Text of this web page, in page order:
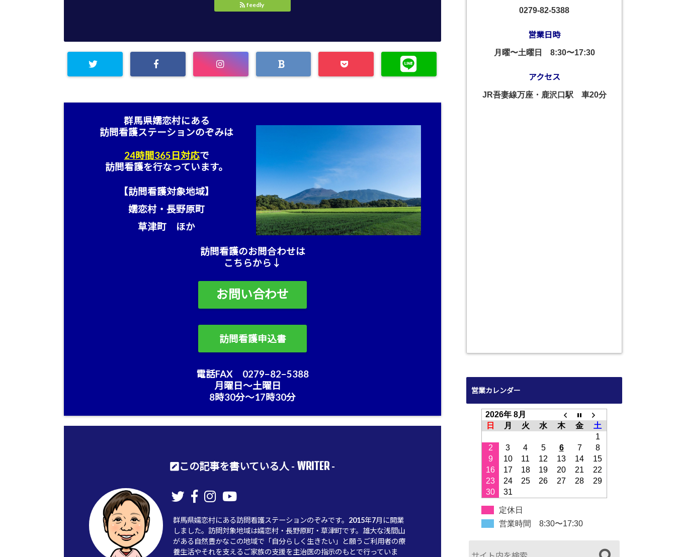
feedly
群馬県嬬恋村にある
訪問看護ステーションのぞみは
24時間365日対応で
訪問看護を行なっています。
【訪問看護対象地域】
嬬恋村・長野原町
草津町 ほか
訪問看護のお問合わせは
こちらから↓
お問い合わせ
訪問看護申込書
電話FAX 0279−82−5388
月曜日〜土曜日
8時30分〜17時30分
この記事を書いている人 - WRITER-
群馬県嬬恋村にある訪問看護ステーションのぞみです。2015年7月に開業
しました。訪問対象地域は嬬恋村・長野原町・草津町です。雄大な浅間山
がある自然豊かなこの地域で「自分らしく生きたい」と願うご利用者の療
養生活やそれを支えるご家族の支援を主治医の指示のもとで行っていま
0279-82-5388
営業日時
月曜〜土曜日 8:30〜17:30
アクセス
JR吾妻線万座・鹿沢口駅 車20分
営業カレンダー
2026年 8月
日
月 火 水 木 金
土
1
2
3 4 5 6 7
8
9
10 11 12 13 14
15
16
17 18 19 20 21
22
23
24 25 26 27 28
29
30
31
定休日
営業時間 8:30〜17:30